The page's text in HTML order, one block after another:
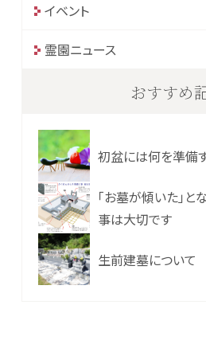
イベント
霊園ニュース
おすすめ
初盆には何を準備
「お墓が傾いた」と
事は大切です
生前建墓について